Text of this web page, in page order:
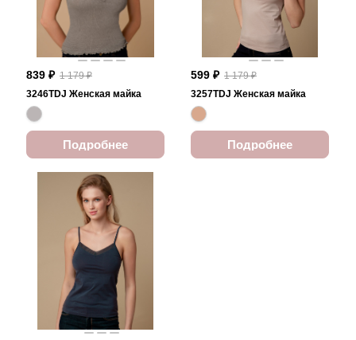
839 ₽ 1 179 ₽
3246TDJ Женская майка
Подробнее
599 ₽ 1 179 ₽
3257TDJ Женская майка
Подробнее